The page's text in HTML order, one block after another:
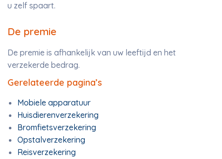
u zelf spaart.
De premie
De premie is afhankelijk van uw leeftijd en het
verzekerde bedrag.
Gerelateerde pagina’s
Mobiele apparatuur
Huisdierenverzekering
Bromfietsverzekering
Opstalverzekering
Reisverzekering